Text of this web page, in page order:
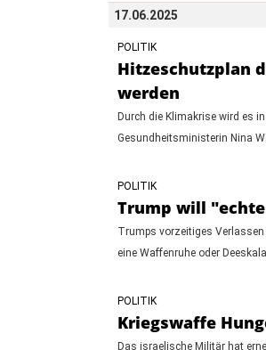
17.06.2025
POLITIK
Hitzeschutzplan
werden
Durch die Klimakrise wird es
Gesundheitsministerin Nina
POLITIK
Trump will
Trumps vorzeitiges Verlassen
eine Waffenruhe oder
POLITIK
Kriegswaffe
Das israelische Militär hat